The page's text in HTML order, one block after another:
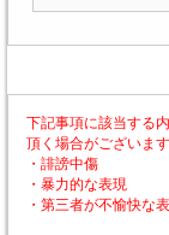
下記事項に該当する
頂く場合がございます
・誹謗中傷
・暴力的な表現
・第三者が不愉快な